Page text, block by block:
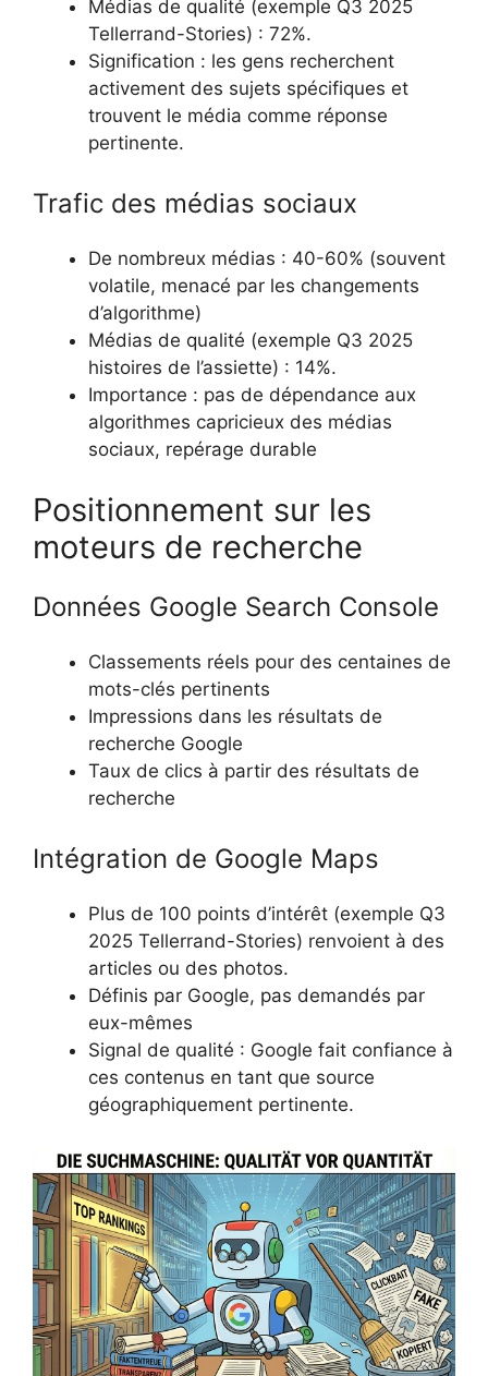
Médias de qualité (exemple Q3 2025
Tellerrand-Stories) : 72%.
Signification : les gens recherchent
activement des sujets spécifiques et
trouvent le média comme réponse
pertinente.
Trafic des médias sociaux
De nombreux médias : 40-60% (souvent
volatile, menacé par les changements
d’algorithme)
Médias de qualité (exemple Q3 2025
histoires de l’assiette) : 14%.
Importance : pas de dépendance aux
algorithmes capricieux des médias
sociaux, repérage durable
Positionnement sur les
moteurs de recherche
Données Google Search Console
Classements réels pour des centaines de
mots-clés pertinents
Impressions dans les résultats de
recherche Google
Taux de clics à partir des résultats de
recherche
Intégration de Google Maps
Plus de 100 points d’intérêt (exemple Q3
2025 Tellerrand-Stories) renvoient à des
articles ou des photos.
Définis par Google, pas demandés par
eux-mêmes
Signal de qualité : Google fait confiance à
ces contenus en tant que source
géographiquement pertinente.